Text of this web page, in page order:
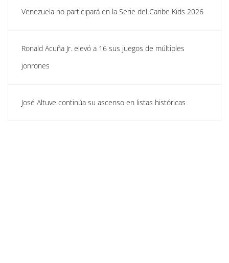
Venezuela no participará en la Serie del Caribe Kids 2026
Ronald Acuña Jr. elevó a 16 sus juegos de múltiples
jonrones
José Altuve continúa su ascenso en listas históricas